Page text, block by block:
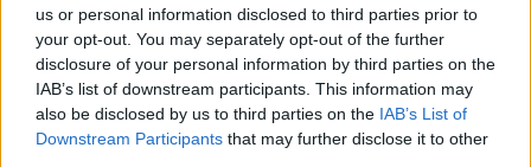
us or personal information disclosed to third parties prior to
your opt-out. You may separately opt-out of the further
disclosure of your personal information by third parties on the
IAB’s list of downstream participants. This information may
also be disclosed by us to third parties on the IAB’s List of
Downstream Participants that may further disclose it to other